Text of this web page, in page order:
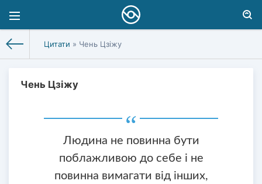
Цитати » Чень Цзіжу
Чень Цзіжу
Людина не повинна бути
поблажливою до себе і не
повинна вимагати від інших,